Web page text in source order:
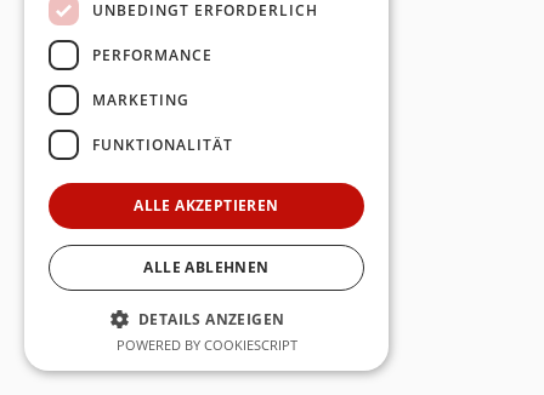
UNBEDINGT ERFORDERLICH
PERFORMANCE
MARKETING
FUNKTIONALITÄT
ALLE AKZEPTIEREN
ALLE ABLEHNEN
DETAILS ANZEIGEN
POWERED BY COOKIESCRIPT